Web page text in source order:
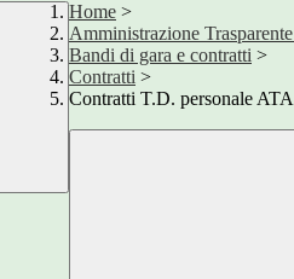
Home >
Amministrazione Trasparente
Bandi di gara e contratti >
Contratti >
Contratti T.D. personale ATA